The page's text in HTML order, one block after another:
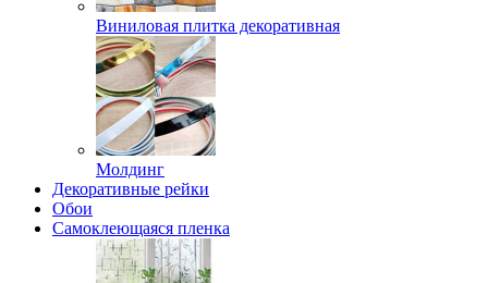
Виниловая плитка декоративная
Молдинг
Декоративные рейки
Обои
Самоклеющаяся пленка